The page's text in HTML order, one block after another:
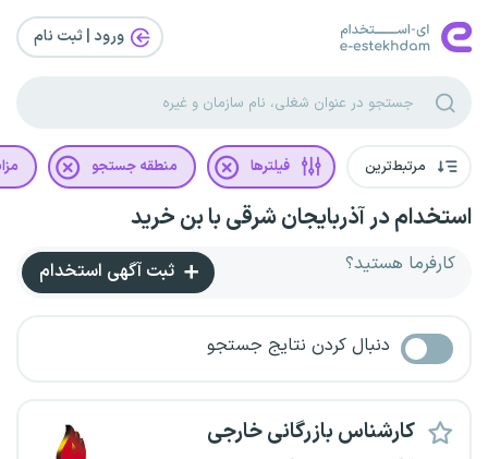
ورود | ثبت‌ نام
مرتبط‌ترین فیلترها منطقه جستجو
استخدام در آذربایجان شرقی با بن خرید
کارفرما هستید؟ ثبت آگهی استخدام
دنبال کردن نتایج جستجو
کارشناس بازرگانی خارجی